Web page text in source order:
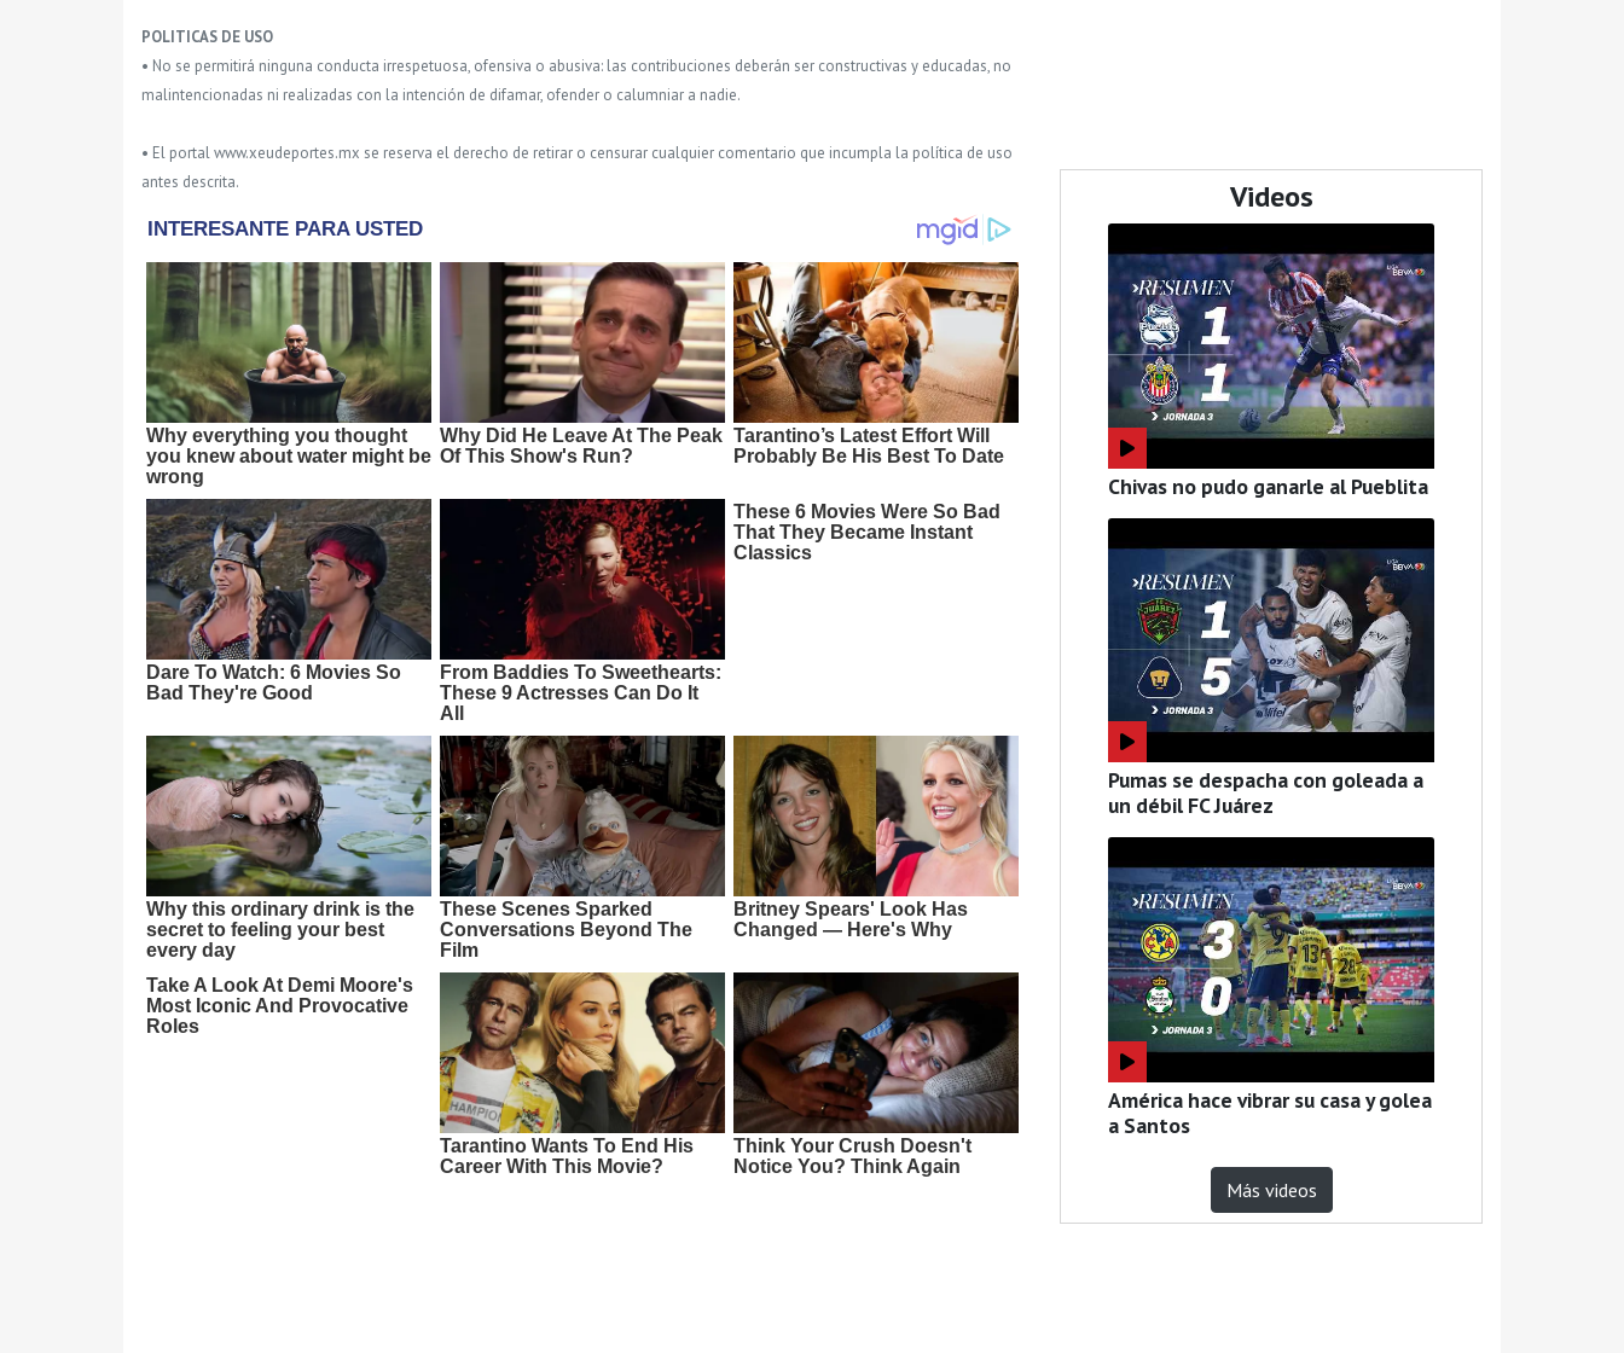
POLITICAS DE USO
• No se permitirá ninguna conducta irrespetuosa, ofensiva o abusiva: las contribuciones deberán ser constructivas y educadas, no
malintencionadas ni realizadas con la intención de difamar, ofender o calumniar a nadie.
• El portal www.xeudeportes.mx se reserva el derecho de retirar o censurar cualquier comentario que incumpla la política de uso
antes descrita.
Videos
Chivas no pudo ganarle al Pueblita
Pumas se despacha con goleada a
un débil FC Juárez
América hace vibrar su casa y golea
a Santos
Más videos